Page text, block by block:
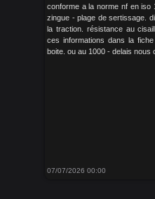
conforme a la norme nf en iso
zingue - plage de sertissage.
la traction. résistance au
ces informations dans la
boite. ou au 1000 - delais nous
07/07/2026 00:00